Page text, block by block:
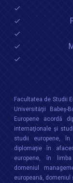
Facultatea de Studii
Universităţii Babeș-
Europene acordă
internaţionale şi
studii europene,
diplomație în
europene, în
domeniul
europeană,